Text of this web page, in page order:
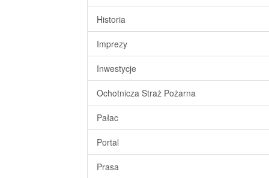
Historia
Imprezy
Inwestycje
Ochotnicza Straż Pożarna
Pałac
Portal
Prasa